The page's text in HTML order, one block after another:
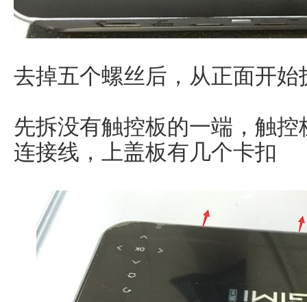
去掉五个螺丝后，从正面开
先拆没有触控板的一端，触
连接线，上盖板有几个卡扣